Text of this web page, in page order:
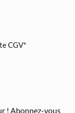
CGV*
! Abonnez-vous